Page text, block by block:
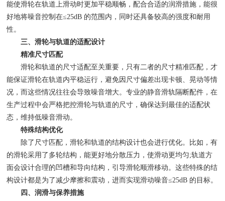
能使滑轮在轨道上滑动时更加平稳顺畅，配合合适的润滑措施，能很
好地将噪音控制在≤25dB 的范围内，同时还具备较高的强度和耐用
性。
三、滑轮与轨道的适配设计
精准尺寸匹配
滑轮和轨道的尺寸适配至关重要，只有二者的尺寸精准匹配，才
能保证滑轮在轨道内平稳运行，避免因尺寸偏差出现卡顿、晃动等情
况，而这些情况往往会导致噪音增大。专业的静音滑轨隔断配件，在
生产过程中会严格把控滑轮与轨道的尺寸，确保达到最佳的适配状
态，维持低噪音滑动。
特殊结构优化
除了尺寸匹配，滑轮和轨道的结构设计也会进行优化。比如，有
的滑轮采用了多轮结构，能更好地分散压力，使滑动更均匀;轨道方
面会设计合理的凹槽和导向结构，引导滑轮顺滑移动。这些特殊的结
构设计都是为了减少摩擦和震动，进而实现滑动噪音≤25dB 的目标。
四、润滑与保养措施